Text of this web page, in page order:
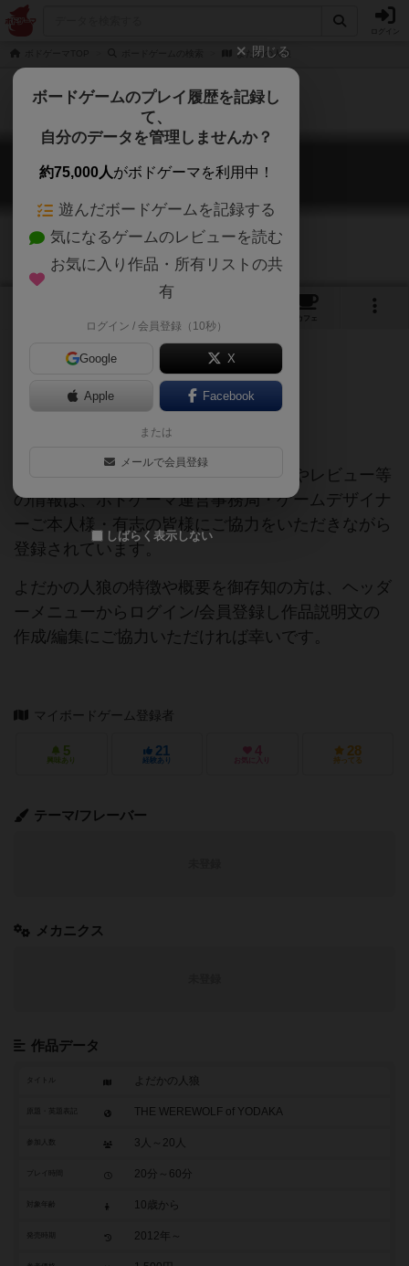
よだかの人狼
よだかの人狼
THE WEREWOLF of YODAKA
カフェ
人狼系 正体隠匿
ご協力ください
当サイトに掲載されている作品説明文やレビュー等
の情報は、ボドゲーマ運営事務局・ゲームデザイナ
ーご本人様・有志の皆様にご協力をいただきながら
登録されています。
よだかの人狼の特徴や概要を御存知の方は、ヘッダ
ーメニューからログイン/会員登録し作品説明文の
作成/編集にご協力いただければ幸いです。
マイボードゲーム登録者
5
興味あり
21
経験あり
4
お気に入り
28
持ってる
テーマ/フレーバー
メカニクス
作品データ
タイトル よだかの人狼
THE WEREWOLF of YODAKA
参加人数 3人～20人
20分～60分
10歳から
2012年～
閉じる
ボードゲームのプレイ履歴を記録し
て、
自分のデータを管理しませんか？
約75,000人がボドゲーマを利用中！
遊んだボードゲームを記録する
気になるゲームのレビューを読む
お気に入り作品・所有リストの共
有
ログイン / 会員登録（10秒）
Google X
Apple Facebook
または
メールで会員登録
しばらく表示しない